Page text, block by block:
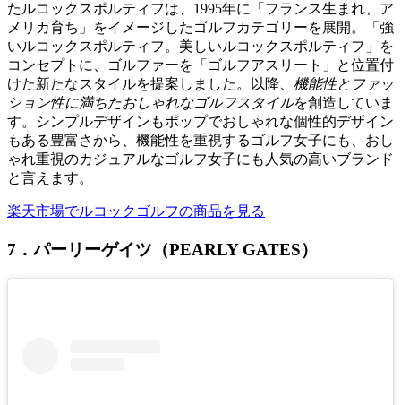
たルコックスポルティフは、1995年に「フランス生まれ、ア
メリカ育ち」をイメージしたゴルフカテゴリーを展開。「強
いルコックスポルティフ。美しいルコックスポルティフ」を
コンセプトに、ゴルファーを「ゴルフアスリート」と位置付
けた新たなスタイルを提案しました。以降、 機能性とファッ
ション性に満ちたおしゃれなゴルフスタイルを創造していま
す。シンプルデザインもポップでおしゃれな個性的デザイン
もある豊富さから、機能性を重視するゴルフ女子にも、おし
ゃれ重視のカジュアルなゴルフ女子にも人気の高いブランド
と言えます。
楽天市場でルコックゴルフの商品を見る
7．パーリーゲイツ（PEARLY GATES）